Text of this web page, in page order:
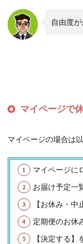
自由度
マイページで
マイページの場合は
マイページに
お届け予定一
【お休み・
定期便のお休
【決定する】